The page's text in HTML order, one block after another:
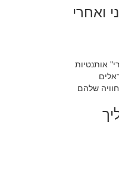
אותנטיות
שלהם